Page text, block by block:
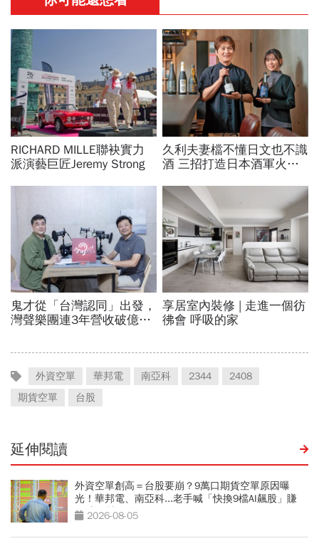
外資空單 華邦電 南亞科 2344
2408
期貨空單
台股
延伸閱讀
外資空單創高＝台股要崩？9萬口期貨空單原因曝
光！華邦電、南亞科...老手喊「快換9檔AI飆股」賺
Q3大行情
2026-08-05